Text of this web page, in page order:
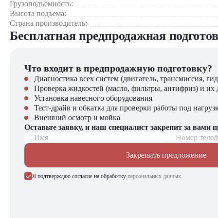
существенно упростит выполнение транспортировочных
Грузоподъемность:
Высота подъема:
Страна производитель:
Бесплатная предпродажная
Что входит в предпродажную подготовку?
Диагностика всех систем (двигатель, трансмиссия,
Проверка жидкостей (масло, фильтры, антифриз) и их
Установка навесного оборудования
Тест-драйв и обкатка для проверки работы под
Внешний осмотр и мойка
Оставьте заявку, и наш специалист закрепит за вами
Имя
Номер
Закрепить предложение
Я подтверждаю согласие на обработку персональных данных